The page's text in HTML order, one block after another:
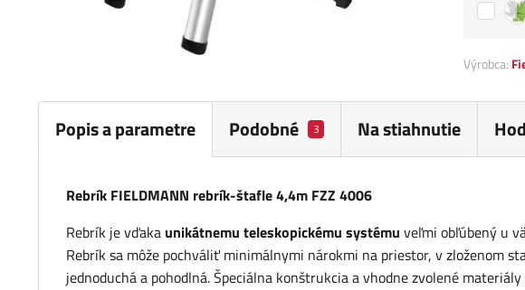
Výrobca:
Popis a parametre Podobné 3 Na stiahnutie
Rebrík FIELDMANN rebrík-štafle 4,4m FZZ 4006
Rebrík je vďaka unikátnemu teleskopickému systému veľmi obľúbený u
Rebrík sa môže pochváliť minimálnymi nárokmi na priestor, v zloženom
jednoduchá a pohodlná. Špeciálna konštrukcia a vhodne zvolené